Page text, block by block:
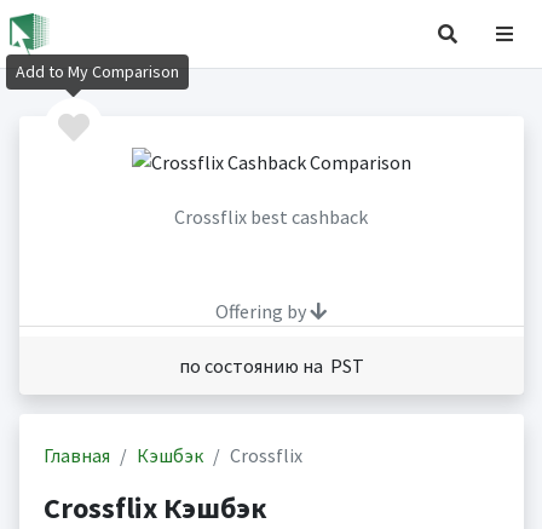
Crossflix best cashback
Offering by
по состоянию на PST
Главная Кэшбэк Crossflix
Crossflix Кэшбэк
Add to My Comparison